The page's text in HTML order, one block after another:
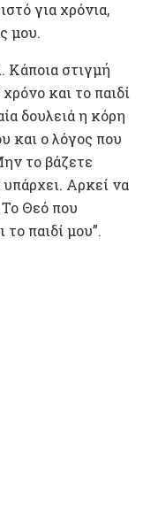
για χρόνια,
μου.
Κάποια στιγμή
και το παιδί
δουλειά η κόρη
και ο λόγος που
το βάζετε
υπάρχει. Αρκεί να
Το Θεό που
παιδί μου”.